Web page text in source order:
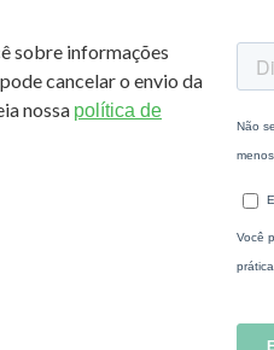
sobre informações
cancelar o envio da
nossa política de